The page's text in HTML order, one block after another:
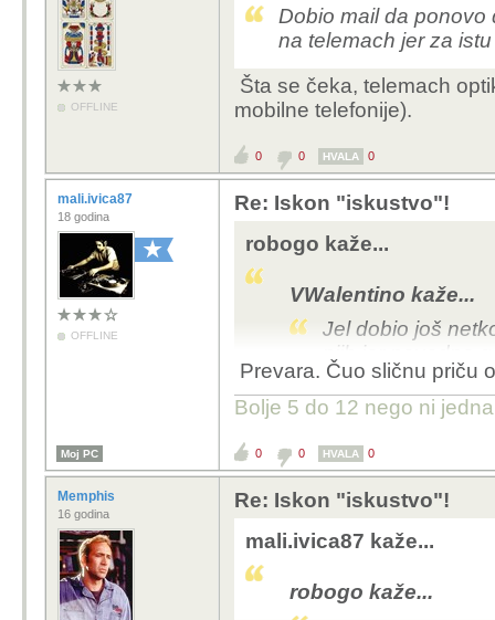
OFFLINE
Dobio mail da ponovo
na telemach jer za
Šta se čeka, telemach
mobilne telefonije).
0 0 HVALA 0
mali.ivica87
18 godina
OFFLINE
Re: Iskon "iskustvo"!
robogo kaže...
VWalentino kaže...
Jel dobio još
njih jer navodno
Haha, dobio si poziv
spiku, pa ako proda,
Prevara. Čuo sličnu priču
Bolje 5 do 12 nego ni
Moj PC 0 0 HVALA 0
Memphis
16 godina
Re: Iskon "iskustvo"!
mali.ivica87 kaže...
robogo kaže...